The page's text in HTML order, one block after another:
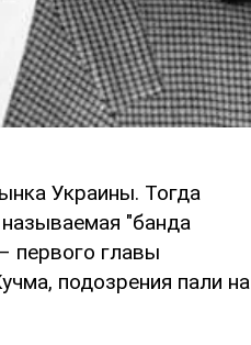
Украины. Тогда
"банда
первого главы
подозрения пали на